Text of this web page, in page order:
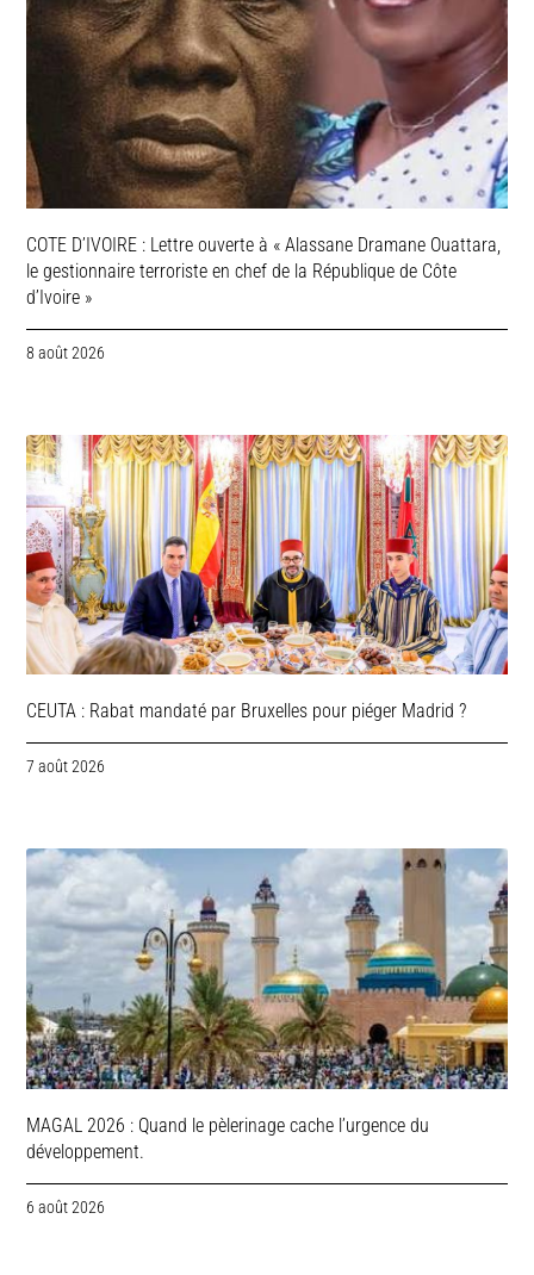
COTE D’IVOIRE : Lettre ouverte à « Alassane Dramane Ouattara,
le gestionnaire terroriste en chef de la République de Côte
d’Ivoire »
8 août 2026
CEUTA : Rabat mandaté par Bruxelles pour piéger Madrid ?
7 août 2026
MAGAL 2026 : Quand le pèlerinage cache l’urgence du
développement.
6 août 2026